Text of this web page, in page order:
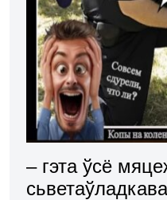
– гэта ўсё